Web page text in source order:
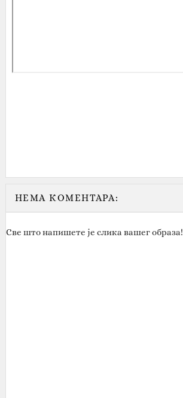
НЕМА КОМЕНТАРА:
Све што напишете је слика вашег образа!